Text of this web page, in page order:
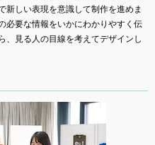
新しい表現を意識して制作を進めま
必要な情報をいかにわかりやすく伝
、見る人の目線を考えてデザインし